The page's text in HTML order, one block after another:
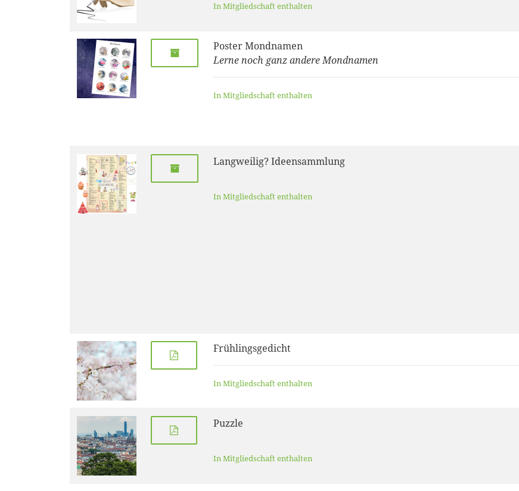
In Mitgliedschaft enthalten
Poster Mondnamen
Lerne noch ganz andere Mondnamen
In Mitgliedschaft enthalten
Langweilig? Ideensammlung
In Mitgliedschaft enthalten
Frühlingsgedicht
In Mitgliedschaft enthalten
Puzzle
In Mitgliedschaft enthalten